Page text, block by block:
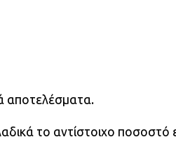
αποτελέσματα.
το αντίστοιχο ποσοστό